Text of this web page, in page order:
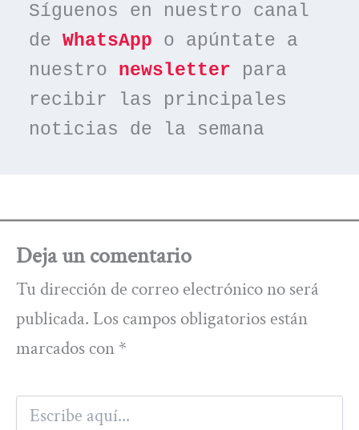
Síguenos en nuestro canal
de WhatsApp o apúntate a
nuestro newsletter para
recibir las principales
noticias de la semana
Deja un comentario
Tu dirección de correo electrónico no será
publicada. Los campos obligatorios están
marcados con *
Escribe
aquí...